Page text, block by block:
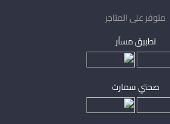
متوفر على المتاجر
تطبيق مساْر
صحتي سمارت